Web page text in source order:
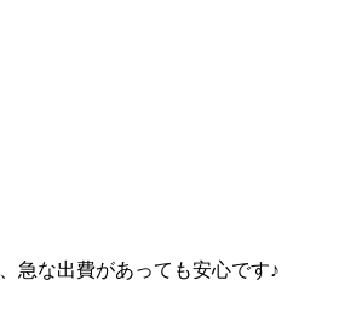
急な出費があっても安心です♪